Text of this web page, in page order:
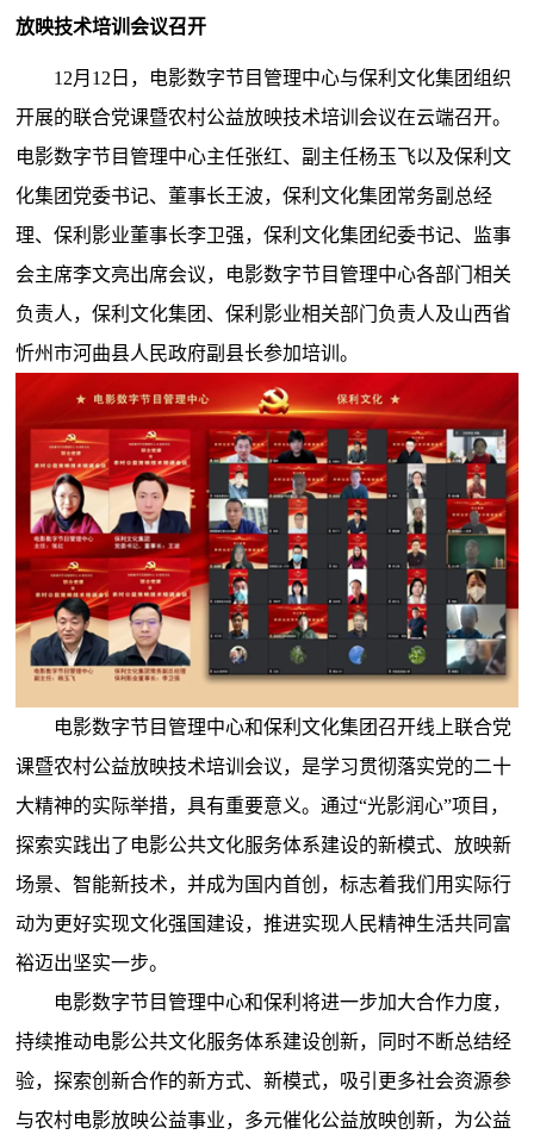
放映技术培训会议召开
12月12日，电影数字节目管理中心与保利文化集团组织
开展的联合党课暨农村公益放映技术培训会议在云端召开。
电影数字节目管理中心主任张红、副主任杨玉飞以及保利文
化集团党委书记、董事长王波，保利文化集团常务副总经
理、保利影业董事长李卫强，保利文化集团纪委书记、监事
会主席李文亮出席会议，电影数字节目管理中心各部门相关
负责人，保利文化集团、保利影业相关部门负责人及山西省
忻州市河曲县人民政府副县长参加培训。
电影数字节目管理中心和保利文化集团召开线上联合党
课暨农村公益放映技术培训会议，是学习贯彻落实党的二十
大精神的实际举措，具有重要意义。通过“光影润心”项目，
探索实践出了电影公共文化服务体系建设的新模式、放映新
场景、智能新技术，并成为国内首创，标志着我们用实际行
动为更好实现文化强国建设，推进实现人民精神生活共同富
裕迈出坚实一步。
电影数字节目管理中心和保利将进一步加大合作力度，
持续推动电影公共文化服务体系建设创新，同时不断总结经
验，探索创新合作的新方式、新模式，吸引更多社会资源参
与农村电影放映公益事业，多元催化公益放映创新，为公益